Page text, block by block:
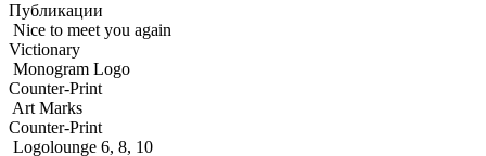
Публикации
Nice to meet you again
Victionary
Monogram Logo
Counter-Print
Art Marks
Counter-Print
Logolounge 6, 8, 10